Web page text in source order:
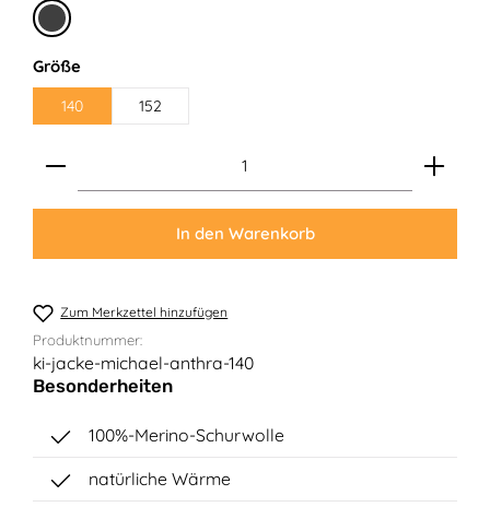
Anthrazit
Größeauswählen
140 152
Produkt Anzahl: Gib den gewünschten Wert ein
In den Warenkorb
Zum Merkzettel hinzufügen
Produktnummer:
ki-jacke-michael-anthra-140
Besonderheiten
100%-Merino-Schurwolle
natürliche Wärme